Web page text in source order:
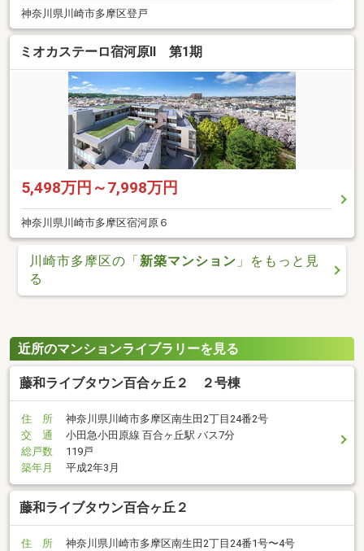
神奈川県川崎市多摩区登戸
ミオカステーロ宿河原II 第1期
5,498万円～7,998万円
神奈川県川崎市多摩区宿河原６
川崎市多摩区の「新築マンション 」をもっと見
る
近所のマンションライブラリーを見る
藤和ライブタウン百合ヶ丘２ ２号棟
住 所
神奈川県川崎市多摩区南生田2丁目24番2号
交 通
小田急小田原線 百合ヶ丘駅 バス7分
総戸数
119戸
築年月
平成2年3月
藤和ライブタウン百合ヶ丘２
住 所
神奈川県川崎市多摩区南生田2丁目24番1号〜4号